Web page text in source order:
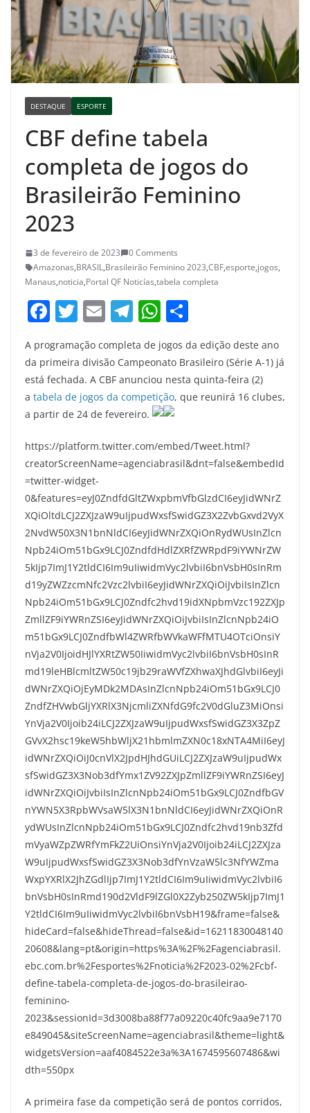
DESTAQUE ESPORTE
CBF define tabela
completa de jogos do
Brasileirão Feminino
2023
3 de fevereiro de 2023
0 Comments
Amazonas,BRASIL,Brasileirão Feminino 2023,CBF,esporte,jogos,
Manaus,noticia,Portal QF Noticías,tabela completa
F
c
e
b
o
o
k
T
w
itt
er
E
m
ai
l
T
el
e
gr
a
m
W
at
s
A
p
p
h
ar
e
A programação completa de jogos da edição deste ano
da primeira divisão Campeonato Brasileiro (Série A-1) já
está fechada. A CBF anunciou nesta quinta-feira (2)
a tabela de jogos da competição, que reunirá 16 clubes,
a partir de 24 de fevereiro.
https://platform.twitter.com/embed/Tweet.html?
creatorScreenName=agenciabrasil&dnt=false&embedId
=twitter-widget-
0&features=eyJ0ZndfdGltZWxpbmVfbGlzdCI6eyJidWNrZ
XQiOltdLCJ2ZXJzaW9uIjpudWxsfSwidGZ3X2ZvbGxvd2VyX
2NvdW50X3N1bnNldCI6eyJidWNrZXQiOnRydWUsInZlcn
Npb24iOm51bGx9LCJ0ZndfdHdlZXRfZWRpdF9iYWNrZW
5kIjp7ImJ1Y2tldCI6Im9uIiwidmVyc2lvbiI6bnVsbH0sInRm
d19yZWZzcmNfc2Vzc2lvbiI6eyJidWNrZXQiOiJvbiIsInZlcn
Npb24iOm51bGx9LCJ0Zndfc2hvd19idXNpbmVzc192ZXJp
ZmllZF9iYWRnZSI6eyJidWNrZXQiOiJvbiIsInZlcnNpb24iO
m51bGx9LCJ0ZndfbWl4ZWRfbWVkaWFfMTU4OTciOnsiY
nVja2V0IjoidHJlYXRtZW50IiwidmVyc2lvbiI6bnVsbH0sInR
md19leHBlcmltZW50c19jb29raWVfZXhwaXJhdGlvbiI6eyJi
dWNrZXQiOjEyMDk2MDAsInZlcnNpb24iOm51bGx9LCJ0
ZndfZHVwbGljYXRlX3NjcmliZXNfdG9fc2V0dGluZ3MiOnsi
YnVja2V0Ijoib24iLCJ2ZXJzaW9uIjpudWxsfSwidGZ3X3ZpZ
GVvX2hsc19keW5hbWljX21hbmlmZXN0c18xNTA4MiI6eyJ
idWNrZXQiOiJ0cnVlX2JpdHJhdGUiLCJ2ZXJzaW9uIjpudWx
sfSwidGZ3X3Nob3dfYmx1ZV92ZXJpZmllZF9iYWRnZSI6eyJ
idWNrZXQiOiJvbiIsInZlcnNpb24iOm51bGx9LCJ0ZndfbGV
nYWN5X3RpbWVsaW5lX3N1bnNldCI6eyJidWNrZXQiOnR
ydWUsInZlcnNpb24iOm51bGx9LCJ0Zndfc2hvd19nb3Zfd
mVyaWZpZWRfYmFkZ2UiOnsiYnVja2V0Ijoib24iLCJ2ZXJza
W9uIjpudWxsfSwidGZ3X3Nob3dfYnVzaW5lc3NfYWZma
WxpYXRlX2JhZGdlIjp7ImJ1Y2tldCI6Im9uIiwidmVyc2lvbiI6
bnVsbH0sInRmd190d2VldF9lZGl0X2Zyb250ZW5kIjp7ImJ1
Y2tldCI6Im9uIiwidmVyc2lvbiI6bnVsbH19&frame=false&
hideCard=false&hideThread=false&id=16211830048140
20608&lang=pt&origin=https%3A%2F%2Fagenciabrasil.
ebc.com.br%2Fesportes%2Fnoticia%2F2023-02%2Fcbf-
define-tabela-completa-de-jogos-do-brasileirao-
feminino-
2023&sessionId=3d3008ba88f77a09220c40fc9aa9e7170
e849045&siteScreenName=agenciabrasil&theme=light&
widgetsVersion=aaf4084522e3a%3A1674595607486&wi
dth=550px
A primeira fase da competição será de pontos corridos,